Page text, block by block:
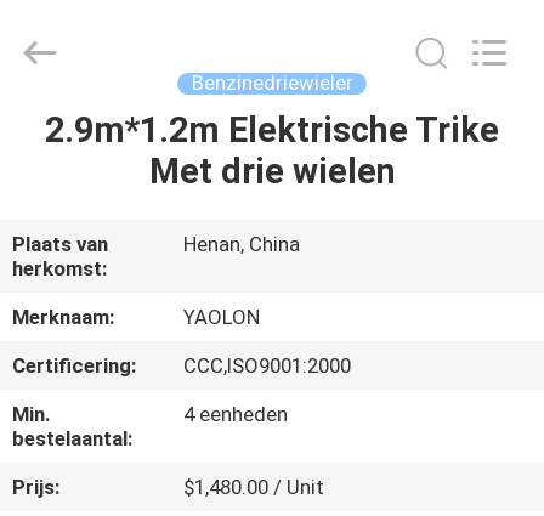
HUIS
ONGEVEER
ONS
FABRIEKSREIS
KWALITEITSCONTROLE
Reserved.
Benzinedriewieler
2.9m*1.2m Elektrische Trike
Met drie wielen
Plaats van
herkomst:
Henan, China
Merknaam:
YAOLON
Certificering:
CCC,ISO9001:2000
Min.
bestelaantal:
4 eenheden
Prijs:
$1,480.00 / Unit